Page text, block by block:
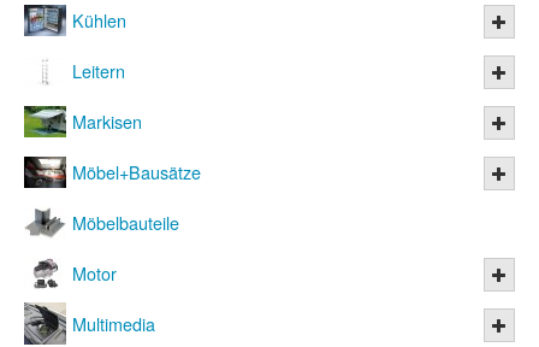
Kühlen
Leitern
Markisen
Möbel+Bausätze
Möbelbauteile
Motor
Multimedia